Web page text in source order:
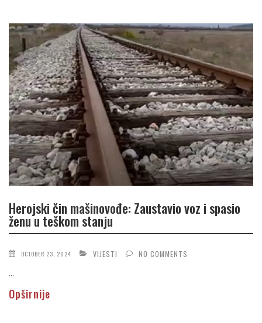
Herojski čin mašinovođe: Zaustavio voz i spasio
ženu u teškom stanju
OCTOBER 23, 2024 VIJESTI NO COMMENTS
...
Opširnije